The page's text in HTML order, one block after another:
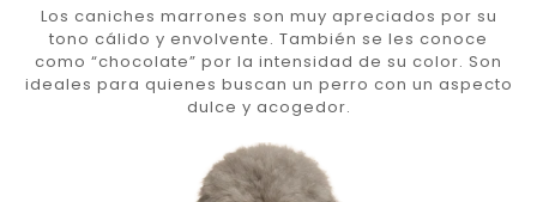
Los caniches marrones son muy apreciados por su
tono cálido y envolvente. También se les conoce
como “chocolate” por la intensidad de su color. Son
ideales para quienes buscan un perro con un aspecto
dulce y acogedor.